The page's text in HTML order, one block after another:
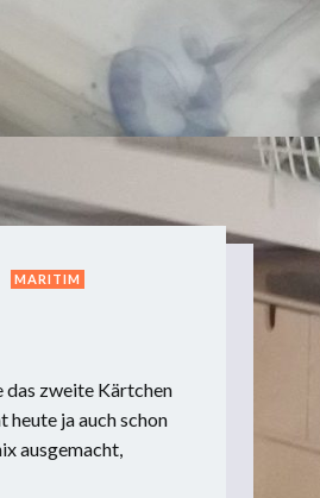
MARITIM
zweite Kärtchen
ja auch schon
ausgemacht,